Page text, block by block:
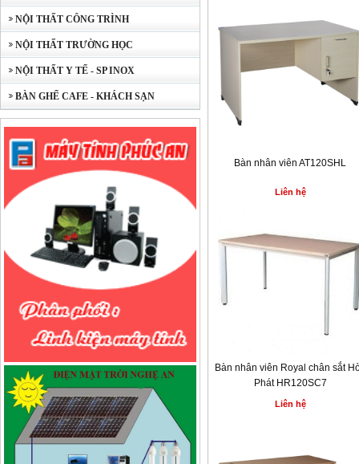
NỘI THẤT CÔNG TRÌNH
NỘI THẤT TRƯỜNG HỌC
NỘI THẤT Y TẾ - SP INOX
BÀN GHẾ CAFE - KHÁCH SẠN
Bàn nhân viên AT120SHL
Liên hệ
Bàn nhân viên Royal chân sắt
Phát HR120SC7
Liên hệ